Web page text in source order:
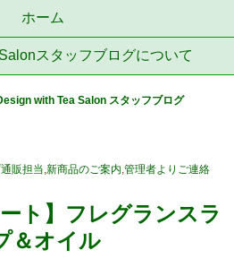
ホーム
スタッフブログについて
販担当,新商品のご案内,管理者よりご連絡
ト】フレグランスラ
＆オイル